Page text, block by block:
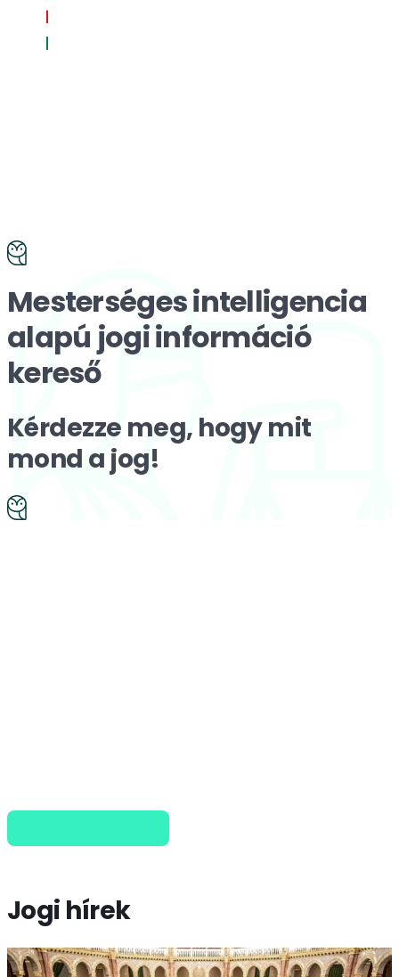
Mesterséges intelligencia
alapú jogi információ
kereső
Kérdezze meg, hogy mit
mond a jog!
Jogi hírek